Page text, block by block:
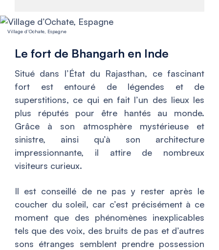
Village d’Ochate, Espagne
Le fort de Bhangarh en Inde
Situé dans l’État du Rajasthan, ce fascinant
fort est entouré de légendes et de
superstitions, ce qui en fait l’un des lieux les
plus réputés pour être hantés au monde.
Grâce à son atmosphère mystérieuse et
sinistre, ainsi qu’à son architecture
impressionnante, il attire de nombreux
visiteurs curieux.
Il est conseillé de ne pas y rester après le
coucher du soleil, car c’est précisément à ce
moment que des phénomènes inexplicables
tels que des voix, des bruits de pas et d’autres
sons étranges semblent prendre possession